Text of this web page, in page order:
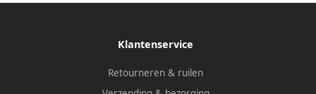
Klantenservice
Retourneren & ruilen